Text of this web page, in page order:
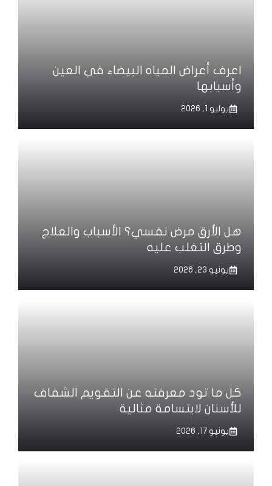
اعرف أعراض المياه البيضاء في العين
وأسبابها
يوليو 1, 2026
هل الأرق مرض نفسي؟ الأسباب والعلاج
وطرق التغلب عليه
يونيو 23, 2026
كل ما تود معرفته عن التقويم الشفاف
للأسنان لابتسامة مثالية
يونيو 17, 2026